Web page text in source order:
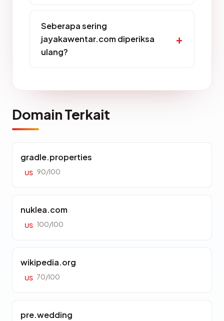
Seberapa sering
jayakawentar.com diperiksa
ulang?
Domain Terkait
gradle.properties
US 90/100
nuklea.com
US 100/100
wikipedia.org
US 70/100
pre.wedding